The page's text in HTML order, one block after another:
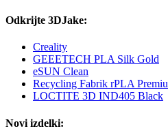
Odkrijte 3DJake:
Creality
GEEETECH PLA Silk Gold
eSUN Clean
Recycling Fabrik rPLA
LOCTITE 3D IND405 Black
Novi izdelki: